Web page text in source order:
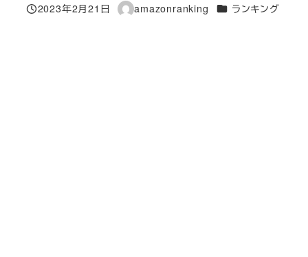
投稿日
2023年2月21日
著
amazonranking カテゴリー
ランキング